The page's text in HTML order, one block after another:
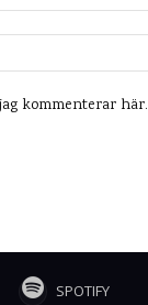
kommenterar här.
SPOTIFY